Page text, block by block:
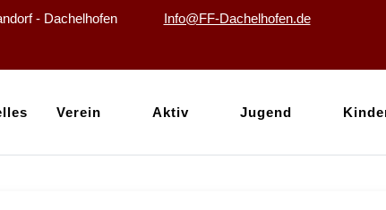
- Dachelhofen Info@FF-Dachelhofen.de
Verein Aktiv Jugend